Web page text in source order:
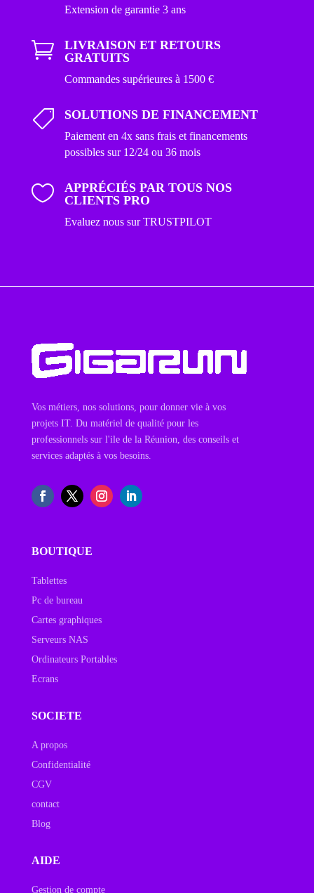
Extension de garantie 3 ans

LIVRAISON ET RETOURS
GRATUITS
Commandes supérieures à 1500 €
 SOLUTIONS DE FINANCEMENT
Paiement en 4x sans frais et financements
possibles sur 12/24 ou 36 mois

APPRÉCIÉS PAR TOUS NOS
CLIENTS PRO
Evaluez nous sur TRUSTPILOT
Vos métiers, nos solutions, pour donner vie à vos
projets IT. Du matériel de qualité pour les
professionnels sur l'ile de la Réunion, des conseils et
services adaptés à vos besoins.
BOUTIQUE
Tablettes
Pc de bureau
Cartes graphiques
Serveurs NAS
Ordinateurs Portables
Ecrans
SOCIETE
A propos
Confidentialité
CGV
contact
Blog
AIDE
Gestion de compte